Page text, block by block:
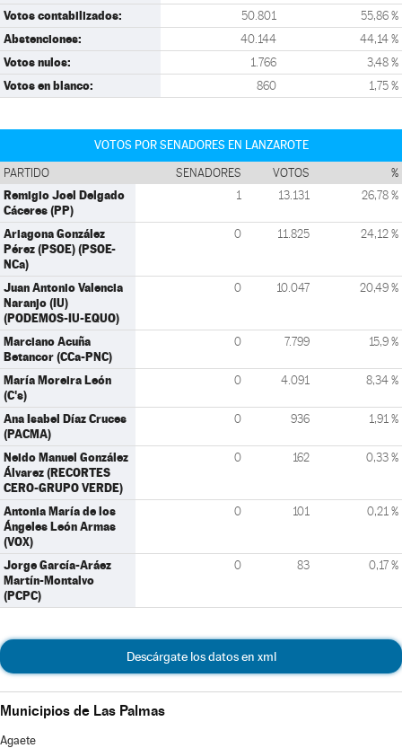
Votos contabilizados: 50.801 55,86 %
Abstenciones: 40.144 44,14 %
Votos nulos: 1.766 3,48 %
Votos en blanco: 860 1,75 %
VOTOS POR SENADORES EN LANZAROTE
PARTIDO SENADORES VOTOS %
Remigio Joel Delgado
Cáceres (PP)
1 13.131 26,78 %
Ariagona González
Pérez (PSOE) (PSOE-
NCa)
0 11.825 24,12 %
Juan Antonio Valencia
Naranjo (IU)
(PODEMOS-IU-EQUO)
0 10.047 20,49 %
Marciano Acuña
Betancor (CCa-PNC)
0 7.799 15,9 %
María Moreira León
(C's)
0 4.091 8,34 %
Ana Isabel Díaz Cruces
(PACMA)
0 936 1,91 %
Neido Manuel González
Álvarez (RECORTES
CERO-GRUPO VERDE)
0 162 0,33 %
Antonia María de los
Ángeles León Armas
(VOX)
0 101 0,21 %
Jorge García-Aráez
Martín-Montalvo
(PCPC)
0 83 0,17 %
Descárgate los datos en xml
Municipios de Las Palmas
Agaete